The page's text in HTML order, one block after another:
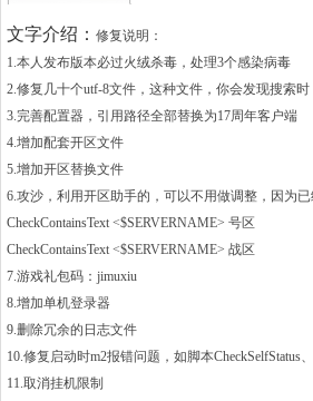
文字介绍：修复说明：
1.本人发布版本必过火绒杀毒，处理3个感染病毒
2.修复几十个utf-8文件，这种文件，你会发现搜索
3.完善配置器，引用路径全部替换为17周年客户端
4.增加配套开区文件
5.增加开区替换文件
6.攻沙，利用开区助手的，可以不用做调整，因为
CheckContainsText <$SERVERNAME> 号区
CheckContainsText <$SERVERNAME> 战区
7.游戏礼包码：jimuxiu
8.增加单机登录器
9.删除冗余的日志文件
10.修复启动时m2报错问题，如脚本CheckSelfStatus
11.取消挂机限制